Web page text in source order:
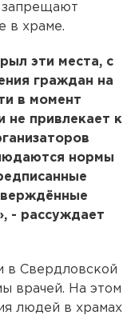
запрещают
в храме.
эти места, с
граждан на
в момент
не привлекает к
нормы
- рассуждает
в Свердловской
врачей. На этом
людей в храмах